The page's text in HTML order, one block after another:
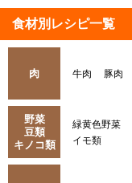
食材別レシピ一覧
肉 牛肉 豚肉
野菜
豆類
キノコ類
緑黄色野菜
イモ類